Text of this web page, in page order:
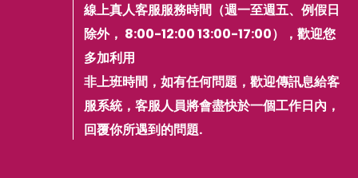
線上真人客服服務時間（週一至週五、例假日
除外， 8:00-12:00 13:00-17:00），歡迎您
多加利用
非上班時間，如有任何問題，歡迎傳訊息給客
服系統，客服人員將會盡快於一個工作日內，
回覆你所遇到的問題.